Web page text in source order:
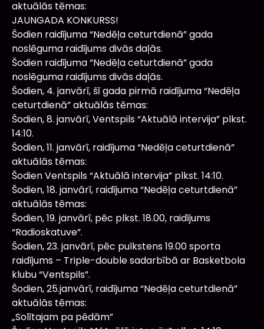
aktuālās tēmas:
JAUNGADA KONKURSS!
Šodien raidījuma “Nedēļa ceturtdienā” gada
noslēguma raidījums divās daļās.
Šodien raidījuma “Nedēļa ceturtdienā” gada
noslēguma raidījums divās daļās.
Šodien, 4. janvārī, šī gada pirmā raidījuma “Nedēļa
ceturtdienā” aktuālās tēmas:
Šodien, 8. janvārī, Ventspils “Aktuālā intervija” plkst.
14:10.
Šodien, 11. janvārī, raidījuma “Nedēļa ceturtdienā”
aktuālās tēmas:
Šodien Ventspils “Aktuālā intervija” plkst. 14:10.
Šodien, 18. janvārī, raidījuma “Nedēļa ceturtdienā”
aktuālās tēmas:
Šodien, 19. janvārī, pēc plkst. 18.00, raidījums
“Radioskatuve”.
Šodien, 23. janvārī, pēc pulkstens 19.00 sporta
raidījums – Triple-double sadarbībā ar Basketbola
klubu “Ventspils”.
Šodien, 25.janvārī, raidījuma “Nedēļa ceturtdienā”
aktuālās tēmas:
„Solītajam pa pēdām”